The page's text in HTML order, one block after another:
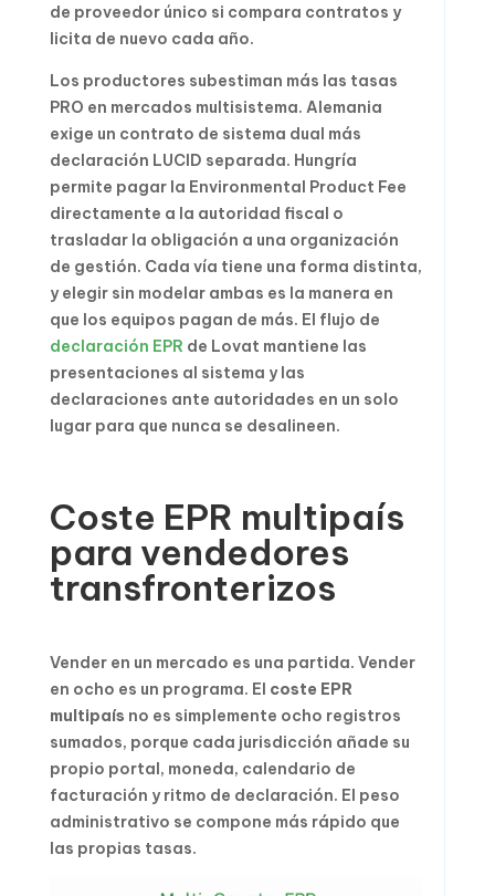
de proveedor único si compara contratos y
licita de nuevo cada año.
Los productores subestiman más las tasas
PRO en mercados multisistema. Alemania
exige un contrato de sistema dual más
declaración LUCID separada. Hungría
permite pagar la Environmental Product Fee
directamente a la autoridad fiscal o
trasladar la obligación a una organización
de gestión. Cada vía tiene una forma distinta,
y elegir sin modelar ambas es la manera en
que los equipos pagan de más. El flujo de
declaración EPR de Lovat mantiene las
presentaciones al sistema y las
declaraciones ante autoridades en un solo
lugar para que nunca se desalineen.
Coste EPR multipaís
para vendedores
transfronterizos
Vender en un mercado es una partida. Vender
en ocho es un programa. El coste EPR
multipaís no es simplemente ocho registros
sumados, porque cada jurisdicción añade su
propio portal, moneda, calendario de
facturación y ritmo de declaración. El peso
administrativo se compone más rápido que
las propias tasas.